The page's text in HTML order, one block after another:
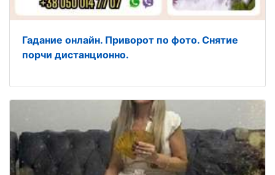
Гадание онлайн. Приворот по фото. Снятие
порчи дистанционно.